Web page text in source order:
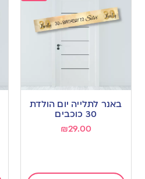
באנר לתלייה יום הולדת
30 כוכבים
₪29.00